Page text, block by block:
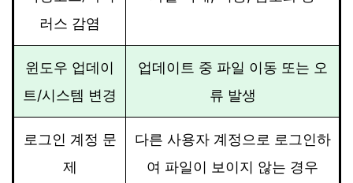
러스 감염
윈도우 업데이
트/시스템 변경
업데이트 중 파일 이동 또는 오
류 발생
로그인 계정 문
제
다른 사용자 계정으로 로그인하
여 파일이 보이지 않는 경우